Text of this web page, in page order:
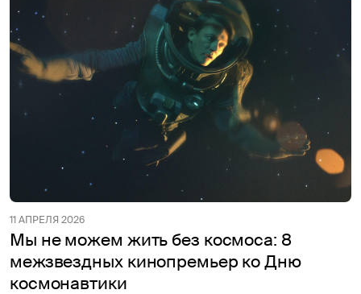
11 АПРЕЛЯ 2026
Мы не можем жить без космоса: 8
межзвездных кинопремьер ко Дню
космонавтики